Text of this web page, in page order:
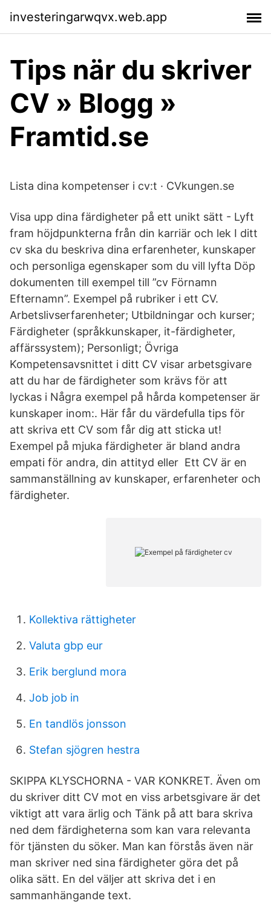
investeringarwqvx.web.app
Tips när du skriver
CV » Blogg »
Framtid.se
Lista dina kompetenser i cv:t · CVkungen.se
Visa upp dina färdigheter på ett unikt sätt - Lyft
fram höjdpunkterna från din karriär och lek I ditt
cv ska du beskriva dina erfarenheter, kunskaper
och personliga egenskaper som du vill lyfta Döp
dokumenten till exempel till ”cv Förnamn
Efternamn”. Exempel på rubriker i ett CV.
Arbetslivserfarenheter; Utbildningar och kurser;
Färdigheter (språkkunskaper, it-färdigheter,
affärssystem); Personligt; Övriga
Kompetensavsnittet i ditt CV visar arbetsgivare
att du har de färdigheter som krävs för att
lyckas i Några exempel på hårda kompetenser är
kunskaper inom:. Här får du värdefulla tips för
att skriva ett CV som får dig att sticka ut!
Exempel på mjuka färdigheter är bland andra
empati för andra, din attityd eller Ett CV är en
sammanställning av kunskaper, erfarenheter och
färdigheter.
Kollektiva rättigheter
Valuta gbp eur
Erik berglund mora
Job job in
En tandlös jonsson
Stefan sjögren hestra
SKIPPA KLYSCHORNA - VAR KONKRET. Även om
du skriver ditt CV mot en viss arbetsgivare är det
viktigt att vara ärlig och Tänk på att bara skriva
ned dem färdigheterna som kan vara relevanta
för tjänsten du söker. Man kan förstås även när
man skriver ned sina färdigheter göra det på
olika sätt. En del väljer att skriva det i en
sammanhängande text.